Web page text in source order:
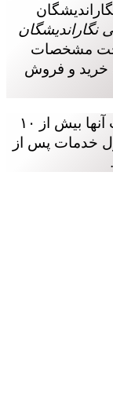
مشخصات
خرید و فروش
: دستگاه‌هایی که از تاریخ ساخت آنها بیش از ۱۰
خدمات پس از